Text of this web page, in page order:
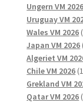
Ungern VM 2026
Uruguay VM
Wales VM 2026
Japan VM 2026
Algeriet VM
Chile VM 2026
Grekland VM
Qatar VM 2026